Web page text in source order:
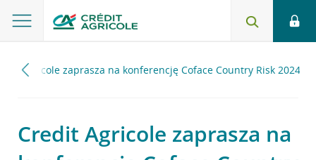
Agricole zaprasza na konferencję Coface Country Risk 2024
Credit Agricole zaprasza na